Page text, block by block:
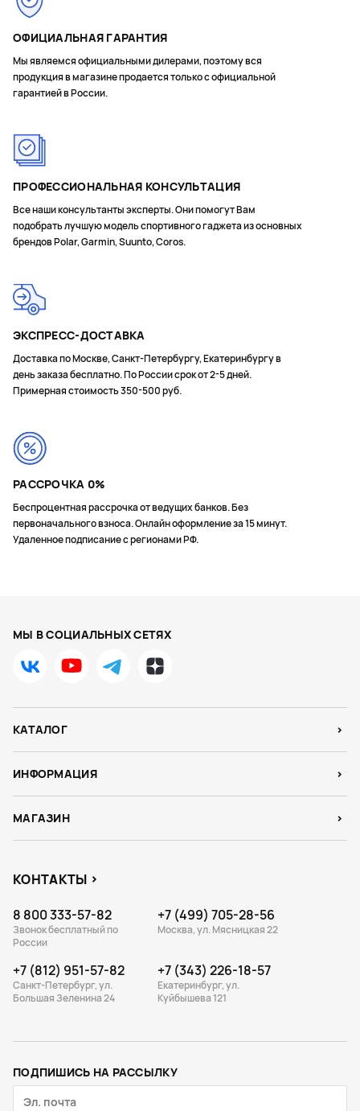
ОФИЦИАЛЬНАЯ ГАРАНТИЯ
Мы являемся официальными дилерами, поэтому вся
продукция в магазине продается только с официальной
гарантией в России.
ПРОФЕССИОНАЛЬНАЯ КОНСУЛЬТАЦИЯ
Все наши консультанты эксперты. Они помогут Вам
подобрать лучшую модель спортивного гаджета из основных
брендов Polar, Garmin, Suunto, Coros.
ЭКСПРЕСС-ДОСТАВКА
Доставка по Москве, Санкт-Петербургу, Екатеринбургу в
день заказа бесплатно. По России срок от 2-5 дней.
Примерная стоимость 350-500 руб.
РАССРОЧКА 0%
Беспроцентная рассрочка от ведущих банков. Без
первоначального взноса. Онлайн оформление за 15 минут.
Удаленное подписание с регионами РФ.
МЫ В СОЦИАЛЬНЫХ СЕТЯХ
КАТАЛОГ
ИНФОРМАЦИЯ
МАГАЗИН
КОНТАКТЫ
8 800 333-57-82
Звонок бесплатный по
России
+7 (499) 705-28-56
Москва, ул. Мясницкая 22
+7 (812) 951-57-82
Санкт-Петербург, ул.
Большая Зеленина 24
+7 (343) 226-18-57
Екатеринбург, ул.
Куйбышева 121
ПОДПИШИСЬ НА РАССЫЛКУ